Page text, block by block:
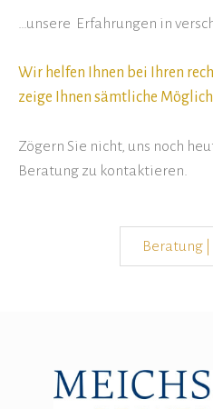
…unsere Erfahrungen in
Wir helfen Ihnen bei Ihren
zeige Ihnen sämtliche
Zögern Sie nicht, uns noch
Beratung zu kontaktieren.
Beratung